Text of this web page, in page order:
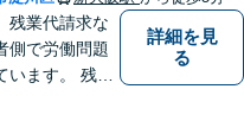
残業代請求な
側で労働問題
す。 残業
詳細を見
る